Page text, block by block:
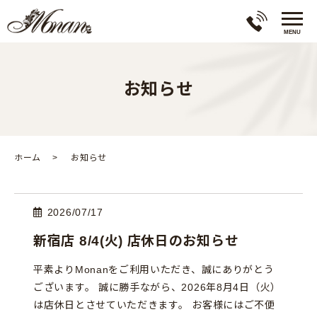
お知らせ
ホーム お知らせ
2026/07/17
新宿店 8/4(火) 店休日のお知らせ
平素よりMonanをご利用いただき、誠にありがとう
ございます。 誠に勝手ながら、2026年8月4日（火）
は店休日とさせていただきます。 お客様にはご不便